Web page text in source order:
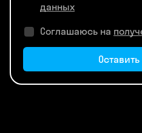
данных
Соглашаюсь на